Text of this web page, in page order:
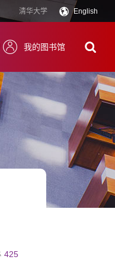
清华大学 English
我的图书馆
425